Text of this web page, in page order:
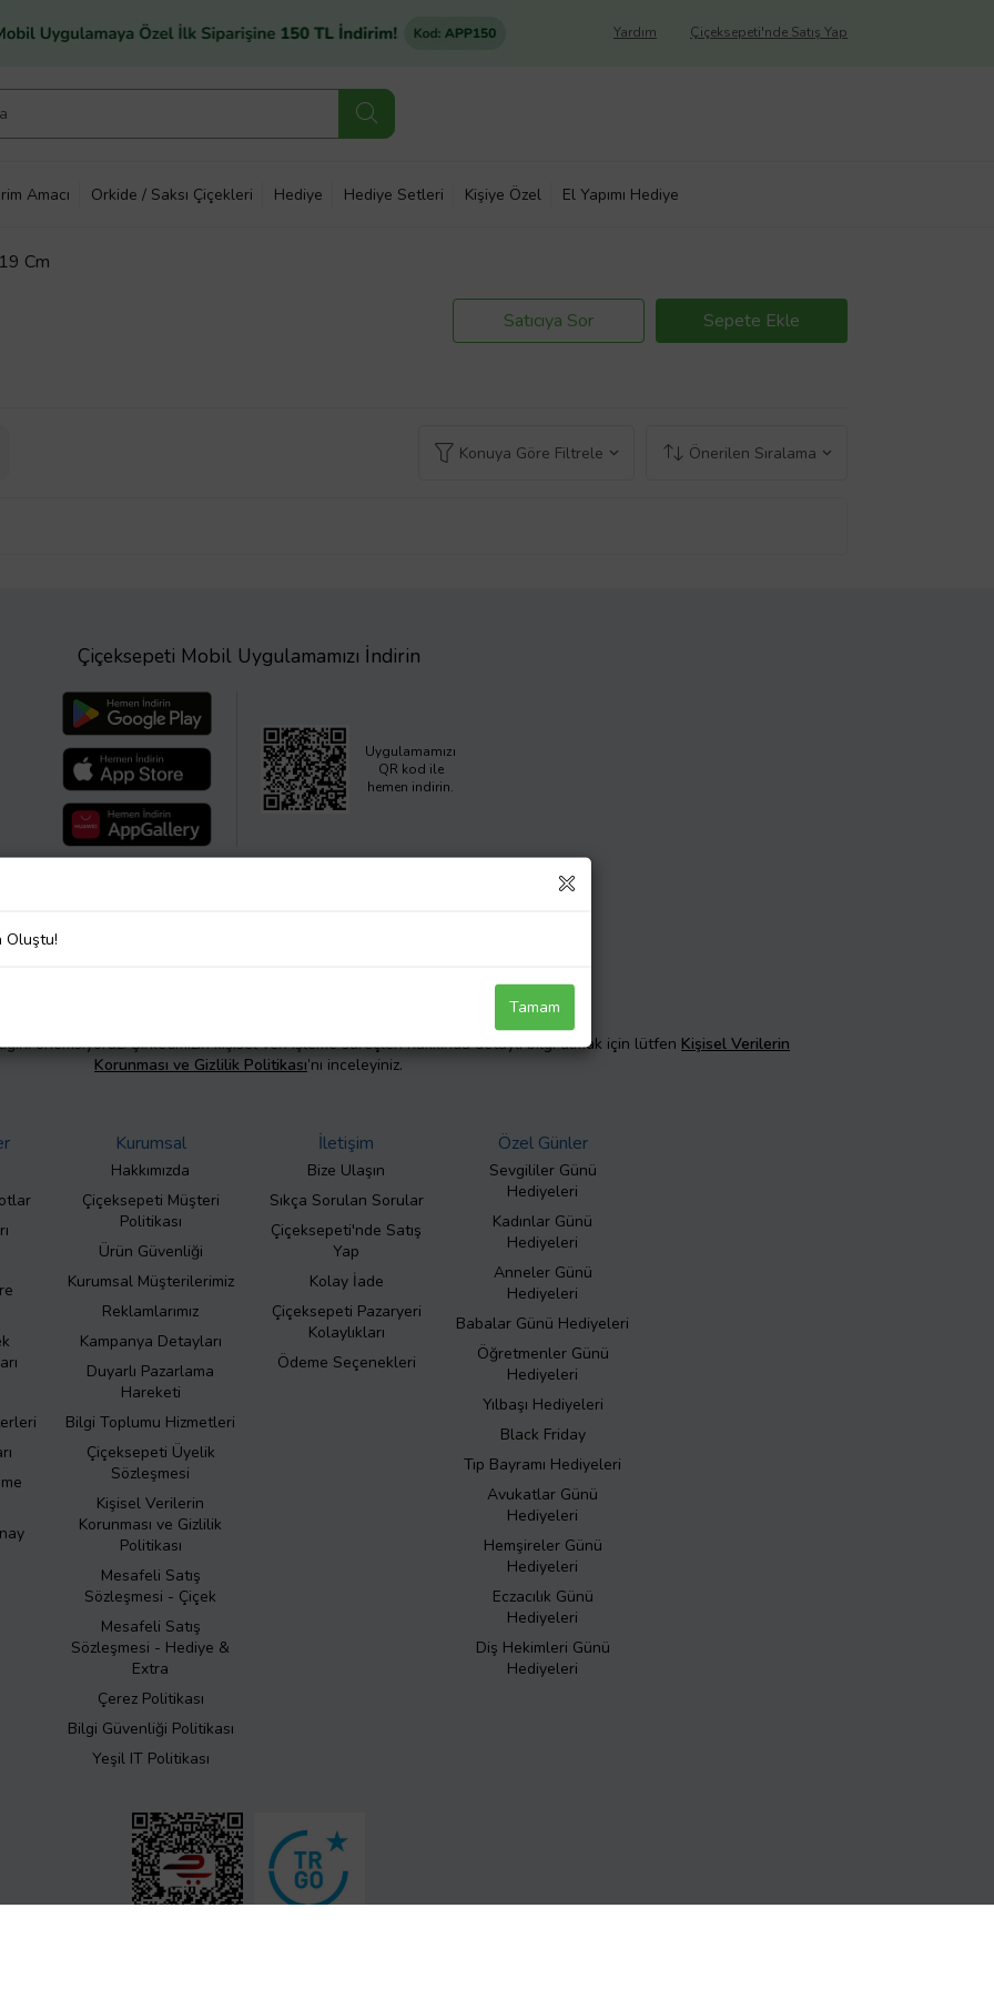
Çiçeksepeti'nde Satış Yap
Yardım
Amacı Orkide / Saksı Çiçekleri Hediye Hediye Setleri Kişiye Özel El Yapımı Hediye
Cm
Satıcıya Sor Sepete Ekle
Konuya Göre Filtrele Önerilen Sıralama
Çiçeksepeti Mobil Uygulamamızı İndirin
Uygulamamızı
QR kod ile
hemen indirin.
önemsiyoruz. Şirketimizin kişisel veri işleme süreçleri hakkında detaylı bilgi almak için lütfen Kişisel Verilerin
Korunması ve Gizlilik Politikası’nı inceleyiniz.
Kurumsal
Hakkımızda
Çiçeksepeti Müşteri
Politikası
Ürün Güvenliği
Kurumsal Müşterilerimiz
Reklamlarımız
Kampanya Detayları
Duyarlı Pazarlama
Hareketi
Bilgi Toplumu Hizmetleri
Çiçeksepeti Üyelik
Sözleşmesi
Kişisel Verilerin
Korunması ve Gizlilik
Politikası
Mesafeli Satış
Sözleşmesi - Çiçek
Mesafeli Satış
Sözleşmesi - Hediye &
Extra
Çerez Politikası
Bilgi Güvenliği Politikası
Yeşil IT Politikası
İletişim
Bize Ulaşın
Sıkça Sorulan Sorular
Çiçeksepeti'nde Satış
Yap
Kolay İade
Çiçeksepeti Pazaryeri
Kolaylıkları
Ödeme Seçenekleri
Özel Günler
Sevgililer Günü
Hediyeleri
Kadınlar Günü
Hediyeleri
Anneler Günü
Hediyeleri
Babalar Günü Hediyeleri
Öğretmenler Günü
Hediyeleri
Yılbaşı Hediyeleri
Black Friday
Tıp Bayramı Hediyeleri
Avukatlar Günü
Hediyeleri
Hemşireler Günü
Hediyeleri
Eczacılık Günü
Hediyeleri
Diş Hekimleri Günü
Hediyeleri
Oluştu!
Tamam